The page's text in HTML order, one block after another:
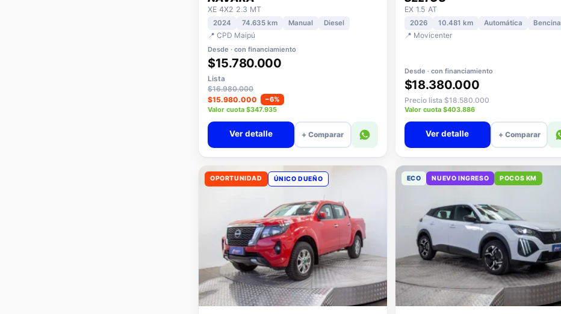
XE 4X2 2.3 MT
2024 74.635 km Manual Diesel
📍 CPD Maipú
Desde · con financiamiento
$15.780.000
Lista
$16.980.000
$15.980.000
−6%
Valor cuota $347.935
Ver detalle + Comparar
EX 1.5 AT
2026 10.481 km Automática Bencina
📍 Movicenter
Desde · con financiamiento
$18.380.000
Precio lista $18.580.000
Valor cuota $403.886
Ver detalle + Comparar
OPORTUNIDAD ÚNICO DUEÑO ECO NUEVO INGRESO POCOS KM